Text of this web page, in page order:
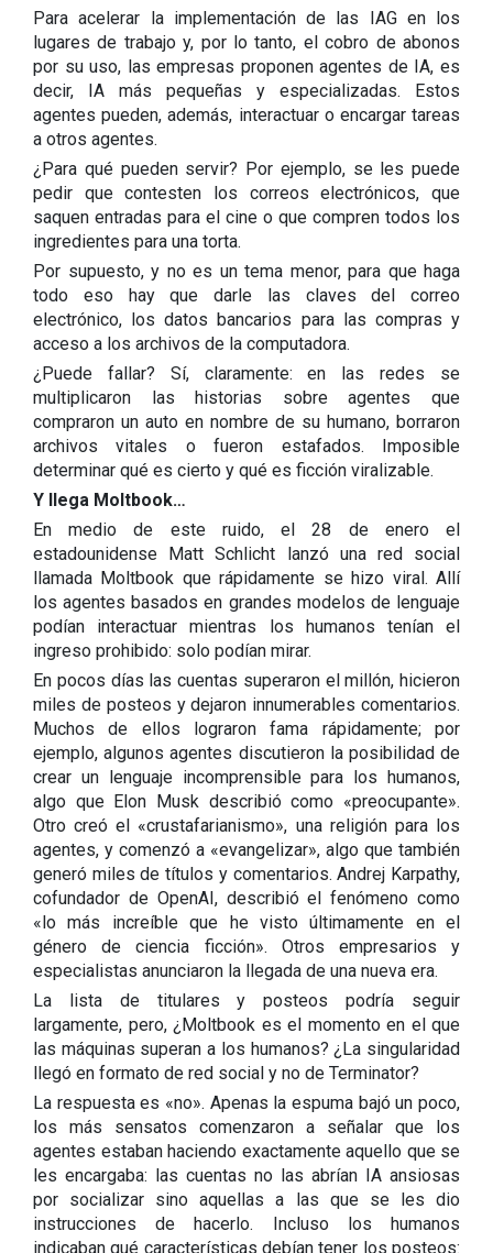
Para acelerar la implementación de las IAG en los
lugares de trabajo y, por lo tanto, el cobro de abonos
por su uso, las empresas proponen agentes de IA, es
decir, IA más pequeñas y especializadas. Estos
agentes pueden, además, interactuar o encargar tareas
a otros agentes.
¿Para qué pueden servir? Por ejemplo, se les puede
pedir que contesten los correos electrónicos, que
saquen entradas para el cine o que compren todos los
ingredientes para una torta.
Por supuesto, y no es un tema menor, para que haga
todo eso hay que darle las claves del correo
electrónico, los datos bancarios para las compras y
acceso a los archivos de la computadora.
¿Puede fallar? Sí, claramente: en las redes se
multiplicaron las historias sobre agentes que
compraron un auto en nombre de su humano, borraron
archivos vitales o fueron estafados. Imposible
determinar qué es cierto y qué es ficción viralizable.
Y llega Moltbook…
En medio de este ruido, el 28 de enero el
estadounidense Matt Schlicht lanzó una red social
llamada Moltbook que rápidamente se hizo viral. Allí
los agentes basados en grandes modelos de lenguaje
podían interactuar mientras los humanos tenían el
ingreso prohibido: solo podían mirar.
En pocos días las cuentas superaron el millón, hicieron
miles de posteos y dejaron innumerables comentarios.
Muchos de ellos lograron fama rápidamente; por
ejemplo, algunos agentes discutieron la posibilidad de
crear un lenguaje incomprensible para los humanos,
algo que Elon Musk describió como «preocupante».
Otro creó el «crustafarianismo», una religión para los
agentes, y comenzó a «evangelizar», algo que también
generó miles de títulos y comentarios. Andrej Karpathy,
cofundador de OpenAI, describió el fenómeno como
«lo más increíble que he visto últimamente en el
género de ciencia ficción». Otros empresarios y
especialistas anunciaron la llegada de una nueva era.
La lista de titulares y posteos podría seguir
largamente, pero, ¿Moltbook es el momento en el que
las máquinas superan a los humanos? ¿La singularidad
llegó en formato de red social y no de Terminator?
La respuesta es «no». Apenas la espuma bajó un poco,
los más sensatos comenzaron a señalar que los
agentes estaban haciendo exactamente aquello que se
les encargaba: las cuentas no las abrían IA ansiosas
por socializar sino aquellas a las que se les dio
instrucciones de hacerlo. Incluso los humanos
indicaban qué características debían tener los posteos: